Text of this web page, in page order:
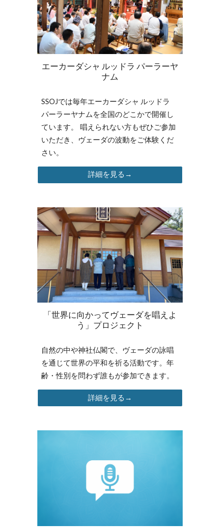
エーカーダシャ ルッドラ パーラーヤ
ナム
SSOJでは毎年エーカーダシャ ルッドラ
パーラーヤナムを全国のどこかで開催し
ています。
唱えられない方もぜひご参加
いただき、ヴェーダの波動をご体験くだ
さい。
詳細を見る→
「世界に向かってヴェーダを唱えよ
う」プロジェクト
自然の中や神社仏閣で、ヴェーダの詠唱
を通じて世界の平和を祈る活動です。年
齢・性別を問わず誰もが参加できます。
詳細を見る→